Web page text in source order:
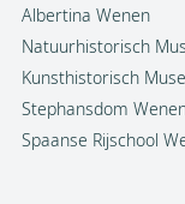
Albertina Wenen
Natuurhistorisch
Kunsthistorisch
Stephansdom
Spaanse Rijschool